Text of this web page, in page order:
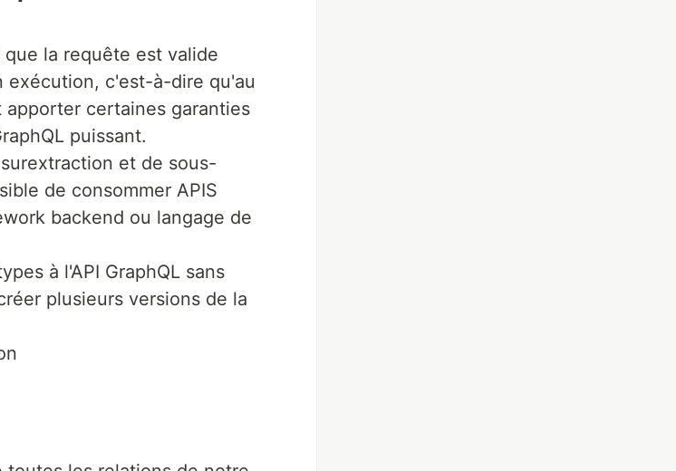
la requête est valide
exécution, c'est-à-dire qu'au
certaines garanties
puissant.
et de sous-
de consommer APIS
backend ou langage de
à l'API GraphQL sans
plusieurs versions de la